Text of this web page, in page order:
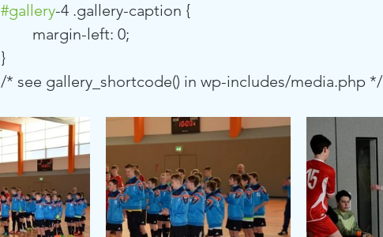
#gallery-4 .gallery-caption {
				margin-left: 0;
			}
			/* see gallery_shortcode() in wp-includes/media.php */